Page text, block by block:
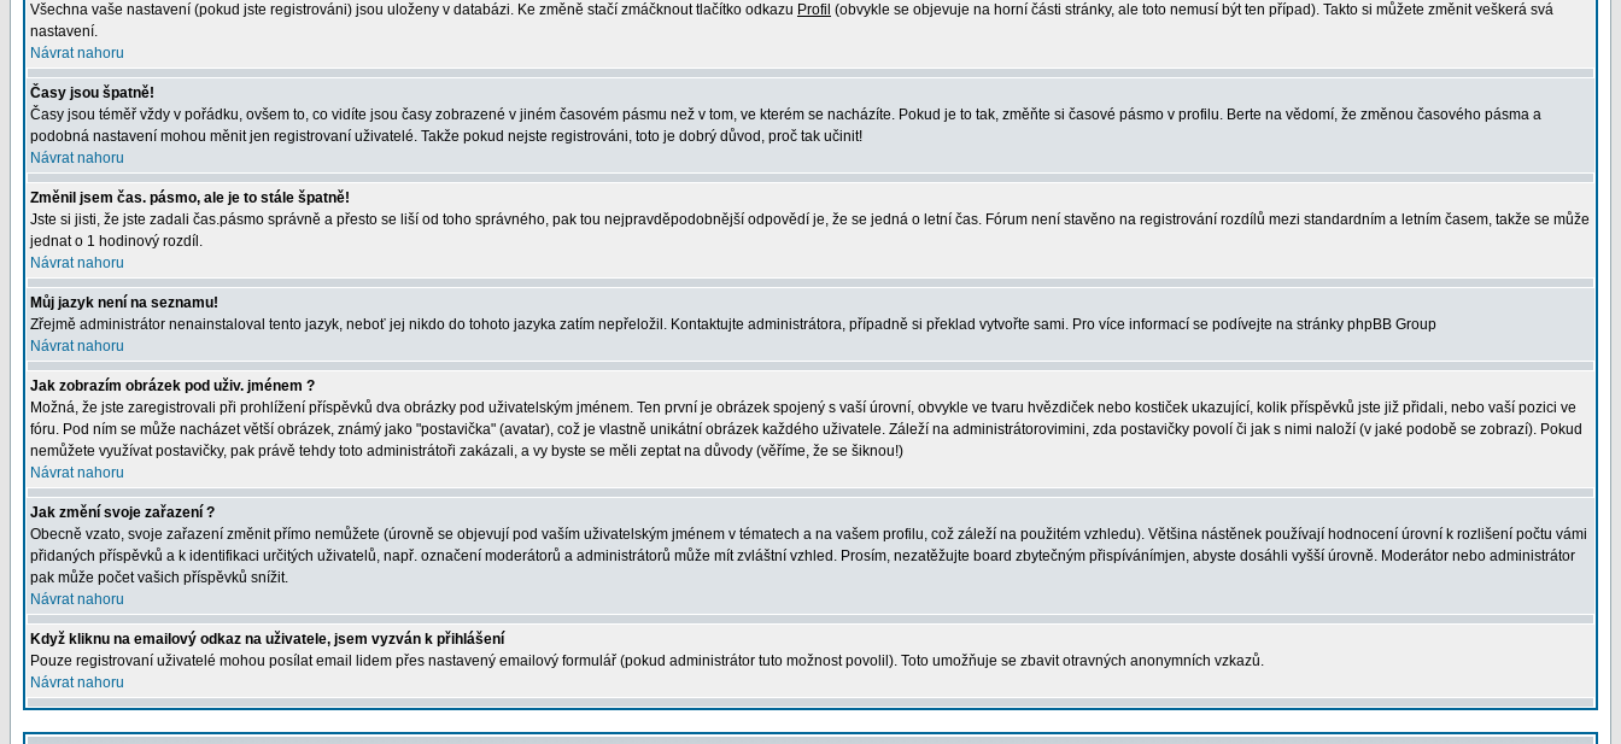
Všechna vaše nastavení (pokud jste registrováni) jsou uloženy v databázi. Ke změně stačí zmáčknout tlačítko odkazu Profil (obvykle se objevuje na horní části stránky, ale toto nemusí být ten případ). Takto si můžete změnit veškerá svá
nastavení.
Návrat nahoru
Časy jsou špatně!
Časy jsou téměř vždy v pořádku, ovšem to, co vidíte jsou časy zobrazené v jiném časovém pásmu než v tom, ve kterém se nacházíte. Pokud je to tak, změňte si časové pásmo v profilu. Berte na vědomí, že změnou časového pásma a
podobná nastavení mohou měnit jen registrovaní uživatelé. Takže pokud nejste registrováni, toto je dobrý důvod, proč tak učinit!
Návrat nahoru
Změnil jsem čas. pásmo, ale je to stále špatně!
Jste si jisti, že jste zadali čas.pásmo správně a přesto se liší od toho správného, pak tou nejpravděpodobnější odpovědí je, že se jedná o letní čas. Fórum není stavěno na registrování rozdílů mezi standardním a letním časem, takže se může
jednat o 1 hodinový rozdíl.
Návrat nahoru
Můj jazyk není na seznamu!
Zřejmě administrátor nenainstaloval tento jazyk, neboť jej nikdo do tohoto jazyka zatím nepřeložil. Kontaktujte administrátora, případně si překlad vytvořte sami. Pro více informací se podívejte na stránky phpBB Group
Návrat nahoru
Jak zobrazím obrázek pod uživ. jménem ?
Možná, že jste zaregistrovali při prohlížení příspěvků dva obrázky pod uživatelským jménem. Ten první je obrázek spojený s vaší úrovní, obvykle ve tvaru hvězdiček nebo kostiček ukazující, kolik příspěvků jste již přidali, nebo vaší pozici ve
fóru. Pod ním se může nacházet větší obrázek, známý jako "postavička" (avatar), což je vlastně unikátní obrázek každého uživatele. Záleží na administrátorovimini, zda postavičky povolí či jak s nimi naloží (v jaké podobě se zobrazí). Pokud
nemůžete využívat postavičky, pak právě tehdy toto administrátoři zakázali, a vy byste se měli zeptat na důvody (věříme, že se šiknou!)
Návrat nahoru
Jak změní svoje zařazení ?
Obecně vzato, svoje zařazení změnit přímo nemůžete (úrovně se objevují pod vaším uživatelským jménem v tématech a na vašem profilu, což záleží na použitém vzhledu). Většina nástěnek používají hodnocení úrovní k rozlišení počtu vámi
přidaných příspěvků a k identifikaci určitých uživatelů, např. označení moderátorů a administrátorů může mít zvláštní vzhled. Prosím, nezatěžujte board zbytečným přispívánímjen, abyste dosáhli vyšší úrovně. Moderátor nebo administrátor
pak může počet vašich příspěvků snížit.
Návrat nahoru
Když kliknu na emailový odkaz na uživatele, jsem vyzván k přihlášení
Pouze registrovaní uživatelé mohou posílat email lidem přes nastavený emailový formulář (pokud administrátor tuto možnost povolil). Toto umožňuje se zbavit otravných anonymních vzkazů.
Návrat nahoru